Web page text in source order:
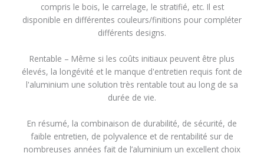
compris le bois, le carrelage, le stratifié, etc. Il est
disponible en différentes couleurs/finitions pour compléter
différents designs.
Rentable – Même si les coûts initiaux peuvent être plus
élevés, la longévité et le manque d'entretien requis font de
l'aluminium une solution très rentable tout au long de sa
durée de vie.
En résumé, la combinaison de durabilité, de sécurité, de
faible entretien, de polyvalence et de rentabilité sur de
nombreuses années fait de l’aluminium un excellent choix